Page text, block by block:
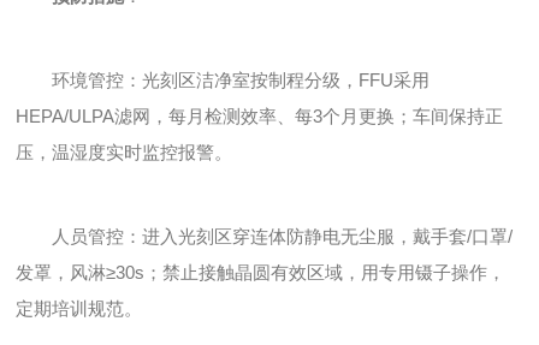
环境管控：光刻区洁净室按制程分级，FFU采用
HEPA/ULPA滤网，每月检测效率、每3个月更换；车间保持正
压，温湿度实时监控报警。
人员管控：进入光刻区穿连体防静电无尘服，戴手套/口罩/
发罩，风淋≥30s；禁止接触晶圆有效区域，用专用镊子操作，
定期培训规范。